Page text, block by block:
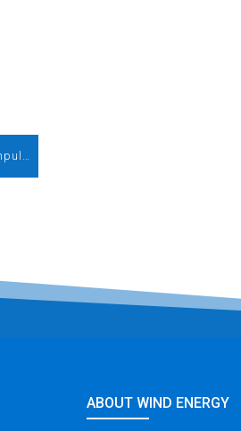
ABOUT WIND ENERGY